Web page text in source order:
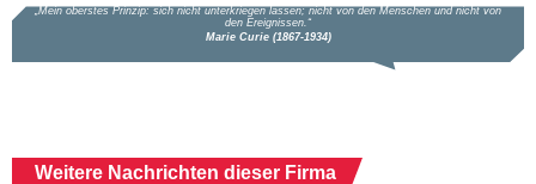
Weitere Nachrichten dieser Firma